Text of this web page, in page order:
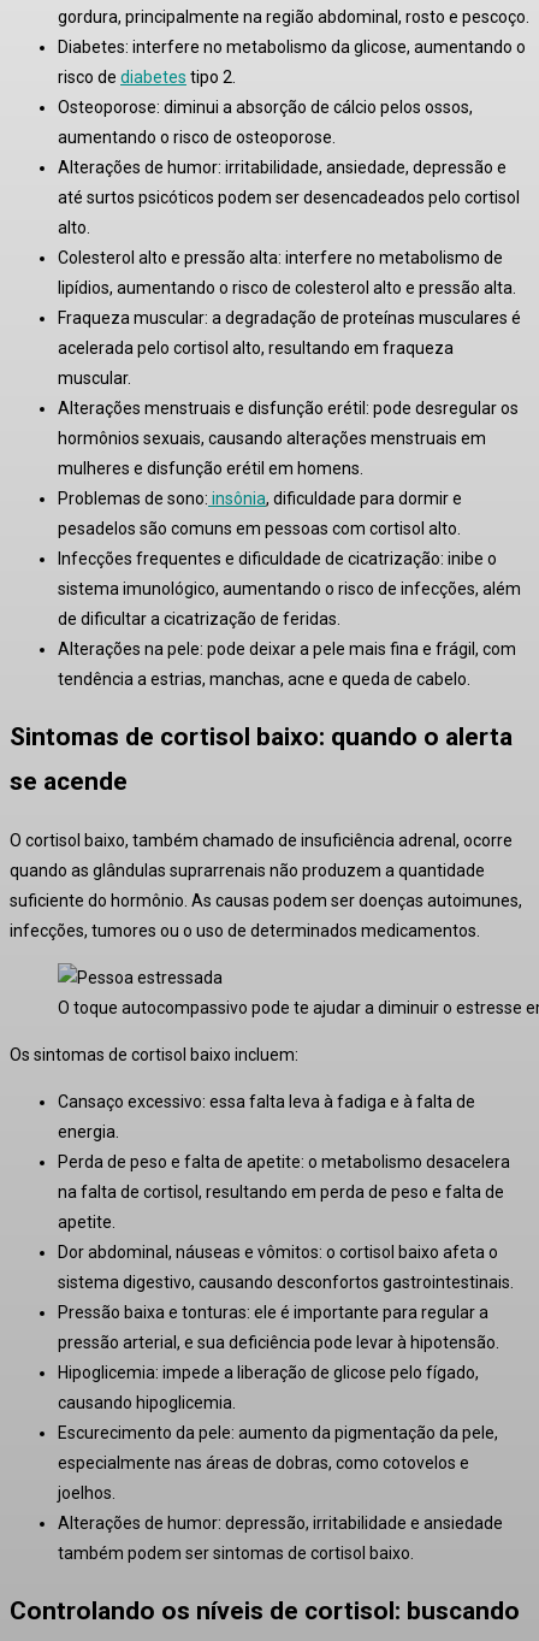
gordura, principalmente na região abdominal, rosto e pescoço
Diabetes: interfere no metabolismo da glicose, aumentando o
risco de diabetes tipo 2
Osteoporose: diminui a absorção de cálcio pelos ossos,
aumentando o risco de osteoporose
Alterações de humor: irritabilidade, ansiedade, depressão e
até surtos psicóticos podem ser desencadeados pelo cortisol
alto
Colesterol alto e pressão alta: interfere no metabolismo de
lipídios, aumentando o risco de colesterol alto e pressão alta
Fraqueza muscular: a degradação de proteínas musculares é
acelerada pelo cortisol alto, resultando em fraqueza
muscular.
Alterações menstruais e disfunção erétil: pode desregular os
hormônios sexuais, causando alterações menstruais em
mulheres e disfunção erétil em homens
Problemas de sono: insônia, dificuldade para dormir e
pesadelos são comuns em pessoas com cortisol alto
Infecções frequentes e dificuldade de cicatrização: inibe o
sistema imunológico, aumentando o risco de infecções, além
de dificultar a cicatrização de feridas
Alterações na pele: pode deixar a pele mais fina e frágil, com
tendência a estrias, manchas, acne e queda de cabelo
Sintomas de cortisol baixo: quando o alerta
se acende
O cortisol baixo, também chamado de insuficiência adrenal, ocorre
quando as glândulas suprarrenais não produzem a quantidade
suficiente do hormônio . As causas podem ser doenças autoimunes,
infecções, tumores ou o uso de determinados medicamentos.
O toque autocompassivo pode te ajudar a diminuir o estresse
Os sintomas de cortisol baixo incluem:
Cansaço excessivo: essa falta leva à fadiga e à falta de
energia
Perda de peso e falta de apetite: o metabolismo desacelera
na falta de cortisol, resultando em perda de peso e falta de
apetite
Dor abdominal, náuseas e vômitos: o cortisol baixo afeta o
sistema digestivo, causando desconfortos gastrointestinais
Pressão baixa e tonturas: ele é importante para regular a
pressão arterial, e sua deficiência pode levar à hipotensão
Hipoglicemia: impede a liberação de glicose pelo fígado,
causando hipoglicemia
Escurecimento da pele: aumento da pigmentação da pele,
especialmente nas áreas de dobras, como cotovelos e
joelhos
Alterações de humor: depressão, irritabilidade e ansiedade
também podem ser sintomas de cortisol baixo
Controlando os níveis de cortisol: buscando